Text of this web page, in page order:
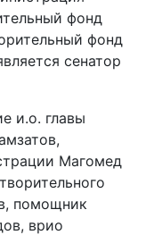
фонд
фонд
сенатор
и.о. главы
Магомед
помощник
врио